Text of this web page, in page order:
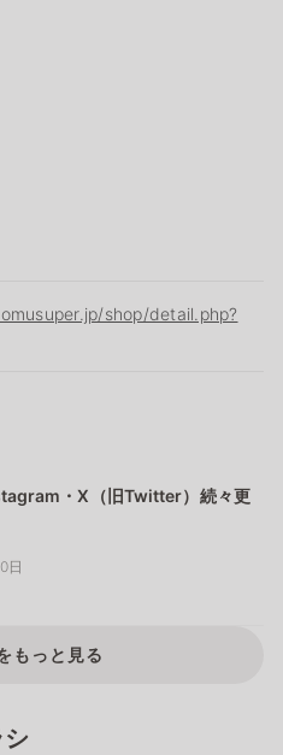
shop/detail.php?
・X（旧Twitter）続々更
日
もっと見る